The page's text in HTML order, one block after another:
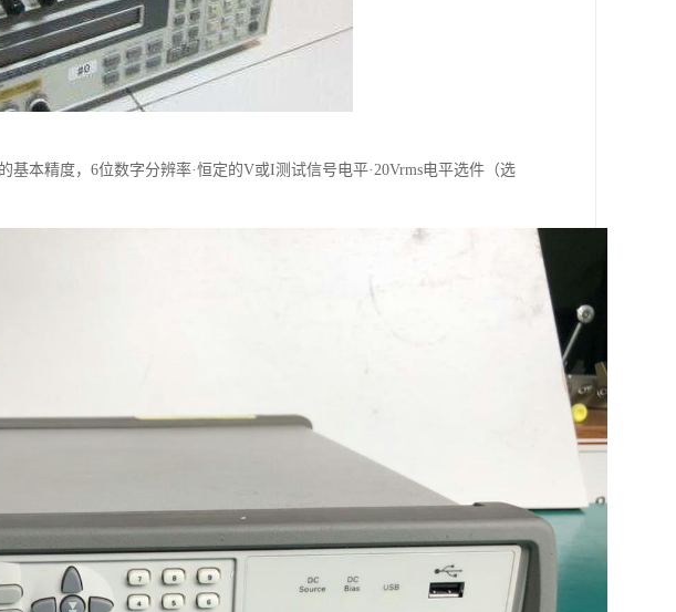
基本精度，6位数字分辨率·恒定的V或I测试信号电平·20Vrms电平选件（选